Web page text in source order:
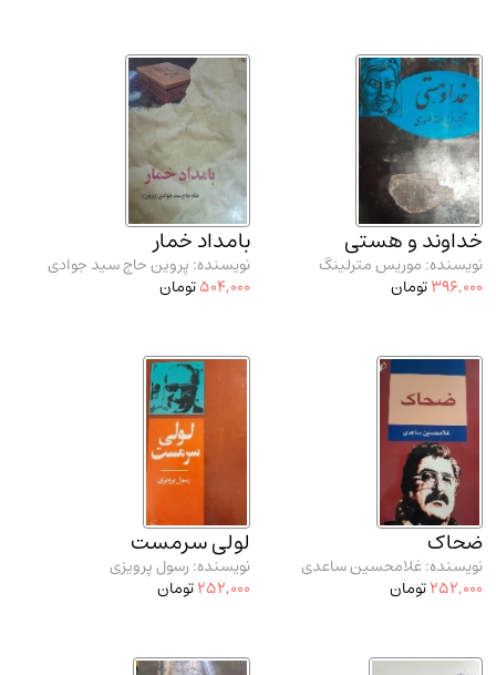
خداوند و هستی
نویسنده: موریس مترلینگ
396,000تومان
بامداد خمار
نویسنده: پروین حاج سید جوادی
504,000تومان
ضحاک
نویسنده: غلامحسین ساعدی
252,000تومان
لولی سرمست
نویسنده: رسول پرویزی
252,000تومان